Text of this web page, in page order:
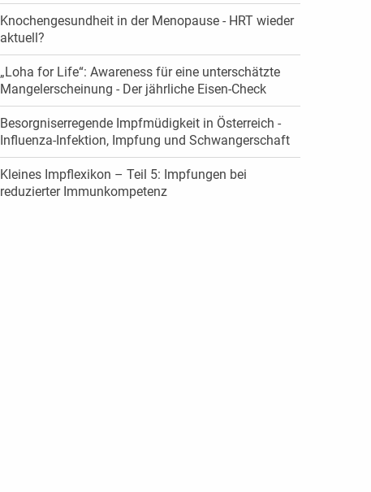
Knochengesundheit in der Menopause - HRT wieder
aktuell?
„Loha for Life“: Awareness für eine unterschätzte
Mangelerscheinung - Der jährliche Eisen-Check
Besorgniserregende Impfmüdigkeit in Österreich -
Influenza-Infektion, Impfung und Schwangerschaft
Kleines Impflexikon – Teil 5: Impfungen bei
reduzierter Immunkompetenz